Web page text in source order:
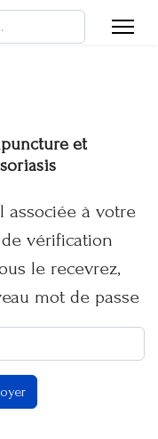
et
associée à votre
vérification
le recevrez,
mot de passe